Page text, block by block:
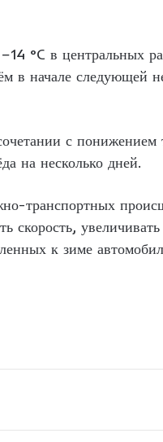
°C в центральных
в начале следующей
с
на несколько дней.
транспортных
скорость,
к зиме